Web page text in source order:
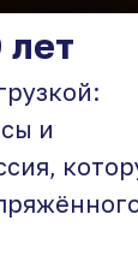
и